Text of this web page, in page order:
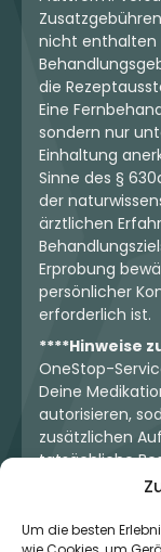
Um die besten
nicht enthalten
die
Eine
sondern nur
Einhaltung
Sinne des §
der
ärztlichen
Erprobung
persönlicher
erforderlich ist.
****Hinweise
OneStop-
Deine
autorisieren,
zusätzlichen
tatsächliche
erfolgt jedoch
Dir und der